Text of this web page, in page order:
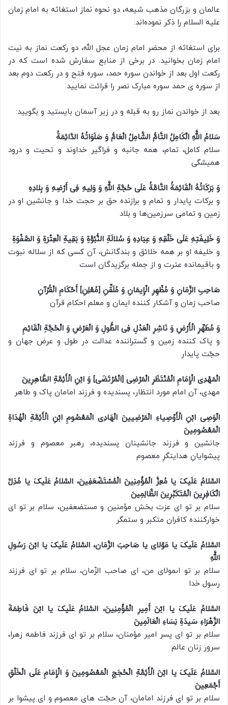
عالمان و بزرگان مذهب شیعه، دو نحوه نماز استغاثه به امام زمان
علیه السلام را ذکر نموده‌اند:
برای استغاثه از محضر امام زمان عجل الله، دو رکعت نماز به نیت
امام زمان بخوانید. در برخی از منابع سفارش شده است که در
رکعت اول بعد از خواندن سوره حمد، سوره فتح و در رکعت دوم بعد
از سوره ی حمد سوره مبارک نصر را قرائت نمایید.
بعد از خواندن نماز رو به قبله و در زیر آسمان بایستید و بگویید:
سَلامُ اللَّهِ الْکَامِلُ التَّامُّ الشَّامِلُ الْعَامُّ وَ صَلَوَاتُهُ الدَّائِمَةُ
سلام کامل، تمام، همه جانبه و فراگیر خداوند و تحیت و درود
همیشگى
وَ بَرَکَاتُهُ الْقَائِمَةُ التَّامَّةُ عَلَى حُجَّةِ اللَّهِ وَ وَلِیهِ فِی أَرْضِهِ وَ بِلادِهِ
و برکات پایدار و تمام و برازنده حق بر حجت خدا و جانشین او در
زمین و تمامى سرزمین‌ها و بلاد
وَ خَلِیفَتِهِ عَلَى خَلْقِهِ وَ عِبَادِهِ وَ سُلالَةِ النُّبُوَّةِ وَ بَقِیةِ الْعِتْرَةِ وَ الصَّفْوَةِ
و خلیفه او بر همه خلائق و بندگانش، آن کسی که از سلاله نبوت
و باقیمانده عترت و از جمله برگزیدگان است
صَاحِبِ الزَّمَانِ وَ مُظْهِرِ الْإِیمَانِ وَ مُلَقِّنِ [مُعْلِنِ] أَحْکَامِ الْقُرْآنِ
صاحب زمان و آشکار کننده ایمان و معلم احکام قرآن
وَ مُطَهِّرِ الْأَرْضِ وَ نَاشِرِ الْعَدْلِ فِی الطُّولِ وَ الْعَرْضِ وَ الْحُجَّةِ الْقَائِمِ
و پاک کننده زمین و گستراننده عدالت در طول و عرض جهان و
حجّت پایدار
الْمَهْدِی الْإِمَامِ الْمُنْتَظَرِ الْمَرْضِی [الْمُرْتَضَی] وَ ابْنِ الْأَئِمَّةِ الطَّاهِرِینَ
مهدى، آن امام مورد انتظار، پسندیده و فرزند امامان پاک و طاهر
الْوَصِی ابْنِ الْأَوْصِیاءِ الْمَرْضِیینَ الْهَادِی الْمَعْصُومِ ابْنِ الْأَئِمَّةِ الْهُدَاةِ
الْمَعْصُومِینَ
جانشین و فرزند جانشینان پسندیده، رهبر معصوم و فرزند
پیشوایانِ هدایتگرِ معصوم
السَّلامُ عَلَیکَ یا مُعِزَّ الْمُؤْمِنِینَ الْمُسْتَضْعَفِینَ، السَّلامُ عَلَیکَ یا مُذِلَّ
الْکَافِرِینَ الْمُتَکَبِّرِینَ الظَّالِمِینَ
سلام بر تو اى عزت بخش مؤمنین و مستضعفین، سلام بر تو اى
خوارکننده کافران متکبر و ستمگر
السَّلامُ عَلَیکَ یا مَوْلای یا صَاحِبَ الزَّمَان، السَّلامُ عَلَیکَ یا ابْنَ رَسُولِ
اللَّهِ
سلام بر تو اىمولای من، اى صاحب الزّمان، سلام بر تو اى فرزند
رسول خدا
السَّلامُ عَلَیکَ یا ابْنَ أَمِیرِ الْمُؤْمِنِینَ، السَّلامُ عَلَیکَ یا ابْنَ فَاطِمَةَ
الزَّهْرَاءِ سَیدَةِ نِسَاءِ الْعَالَمِینَ
سلام بر تو اى پسر امیر مؤمنان، سلام بر تو اى فرزند فاطمه زهرا،
سرور زنان عالم
السَّلامُ عَلَیکَ یا ابْنَ الْأَئِمَّةِ الْحُجَجِ الْمَعْصُومِینَ وَ الْإِمَامِ عَلَى الْخَلْقِ
أَجْمَعِینَ
سلام بر تو اى فرزند امامان، آن حجّت هاى معصوم و اى پیشوا بر